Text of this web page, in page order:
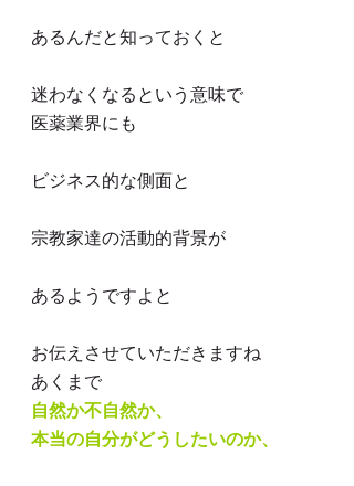
あるんだと知っておくと
迷わなくなるという意味で
医薬業界にも
ビジネス的な側面と
宗教家達の活動的背景が
あるようですよと
お伝えさせていただきますね
あくまで
自然か不自然か、
本当の自分がどうしたいのか、